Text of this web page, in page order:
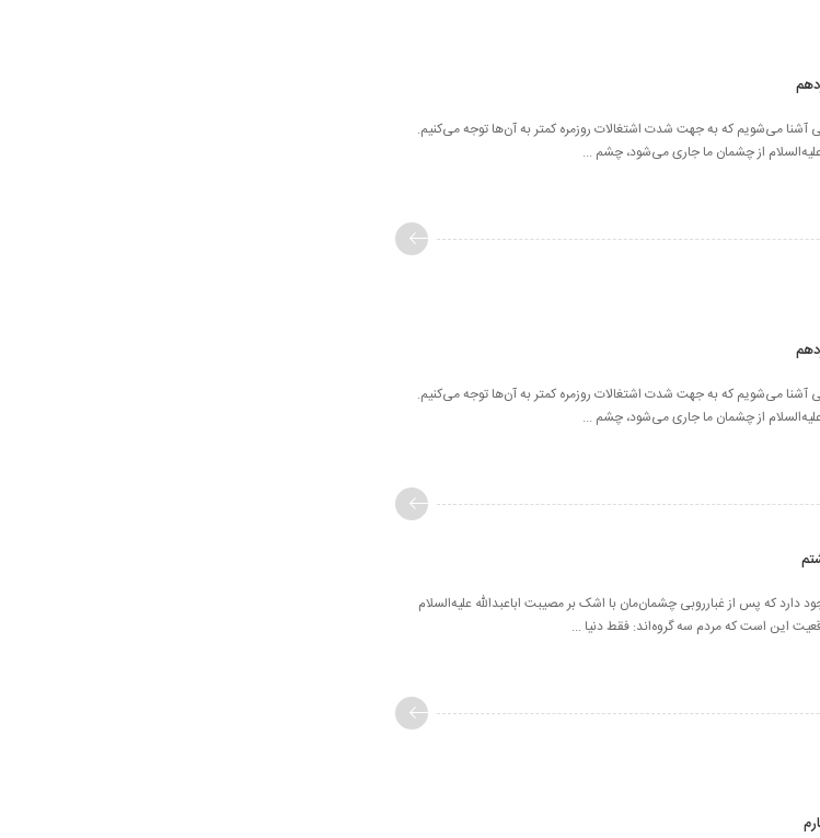
می‌شویم که به جهت شدت اشتغالات روزمره کمتر به آن‌ها توجه می‌کنیم.
از چشمان ما جاری می‌شود، چشم ...
می‌شویم که به جهت شدت اشتغالات روزمره کمتر به آن‌ها توجه می‌کنیم.
از چشمان ما جاری می‌شود، چشم ...
که پس از غبارروبی چشمان‌مان با اشک بر مصیبت اباعبدالله علیه‌السلام
این است که مردم سه گروه‌اند: فقط دنیا ...